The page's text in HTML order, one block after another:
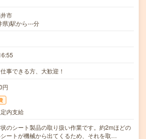
市
県)駅から---分
事できる方、大歓迎！
円
内支給
のシート製品の取り扱い作業です。約2mほどの
ートが機械から出てくるため、それを取…